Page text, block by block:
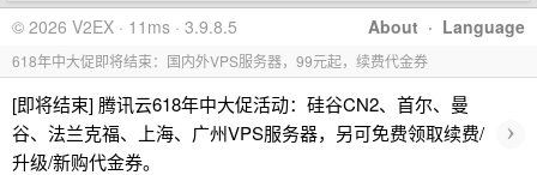
About · Language
© 2026 V2EX · 11ms · 3.9.8.5
618年中大促即将结束：国内外VPS服务器，99元起，续费代金券
[即将结束] 腾讯云618年中大促活动：硅谷CN2、首尔、曼
谷、法兰克福、上海、广州VPS服务器，另可免费领取续费/
升级/新购代金券。
›